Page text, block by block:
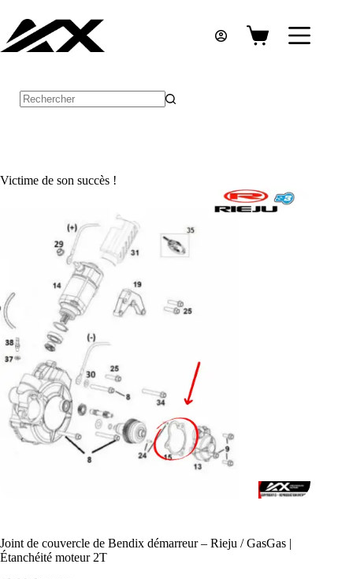
contenu
Panier
Victime de son succès !
Joint de couvercle de Bendix démarreur – Rieju / GasGas |
Étanchéité moteur 2T